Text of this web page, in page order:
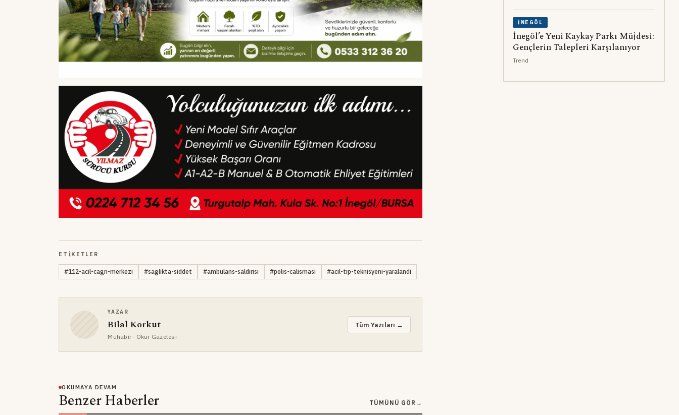
ETIKETLER
#112-acil-cagri-merkezi #saglikta-siddet #ambulans-saldirisi #polis-calismasi #acil-tip-teknisyeni-yaralandi
YAZAR
Bilal Korkut
Muhabir · Okur Gazetesi
Tüm Yazıları →
OKUMAYA DEVAM
Benzer Haberler TÜMÜNÜ GÖR →
İNEGÖL
İnegöl’e Yeni Kaykay Parkı Müjdesi:
Gençlerin Talepleri Karşılanıyor
Trend